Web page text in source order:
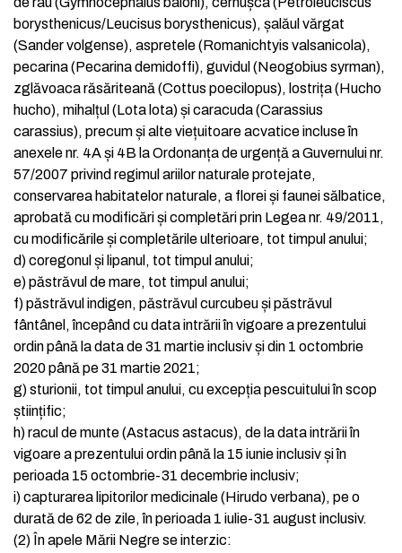
borysthenicus/Leucisus borysthenicus), șalăul vărgat
(Sander volgense), aspretele (Romanichtyis valsanicola),
pecarina (Pecarina demidoffi), guvidul (Neogobius syrman),
zglăvoaca răsăriteană (Cottus poecilopus), lostrița (Hucho
hucho), mihalțul (Lota lota) și caracuda (Carassius
carassius), precum și alte viețuitoare acvatice incluse în
anexele nr. 4A și 4B la Ordonanța de urgență a Guvernului nr.
57/2007 privind regimul ariilor naturale protejate,
conservarea habitatelor naturale, a florei și faunei sălbatice,
aprobată cu modificări și completări prin Legea nr. 49/2011,
cu modificările și completările ulterioare, tot timpul anului;
d)coregonul și lipanul, tot timpul anului;
e)păstrăvul de mare, tot timpul anului;
f)păstrăvul indigen, păstrăvul curcubeu și păstrăvul
fântânel, începând cu data intrării în vigoare a prezentului
ordin până la data de 31 martie inclusiv și din 1 octombrie
2020 până pe 31 martie 2021;
g)sturionii, tot timpul anului, cu excepția pescuitului în scop
științific;
h)racul de munte (Astacus astacus), de la data intrării în
vigoare a prezentului ordin până la 15 iunie inclusiv și în
perioada 15 octombrie-31 decembrie inclusiv;
i)capturarea lipitorilor medicinale (Hirudo verbana), pe o
durată de 62 de zile, în perioada 1 iulie-31 august inclusiv.
(2) În apele Mării Negre se interzic: